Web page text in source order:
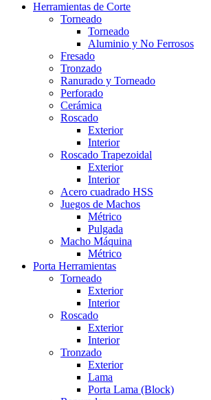
Herramientas de Corte
Torneado
Torneado
Aluminio y No Ferrosos
Fresado
Tronzado
Ranurado y Torneado
Perforado
Cerámica
Roscado
Exterior
Interior
Roscado Trapezoidal
Exterior
Interior
Acero cuadrado HSS
Juegos de Machos
Métrico
Pulgada
Macho Máquina
Métrico
Porta Herramientas
Torneado
Exterior
Interior
Roscado
Exterior
Interior
Tronzado
Exterior
Lama
Porta Lama (Block)